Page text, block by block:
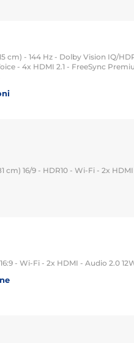
cm) - 144 Hz - Dolby Vision IQ/
- 4x HDMI 2.1 - FreeSync
cm) 16/9 - HDR10 - Wi-Fi - 2x
- Wi-Fi - 2x HDMI - Audio 2.0